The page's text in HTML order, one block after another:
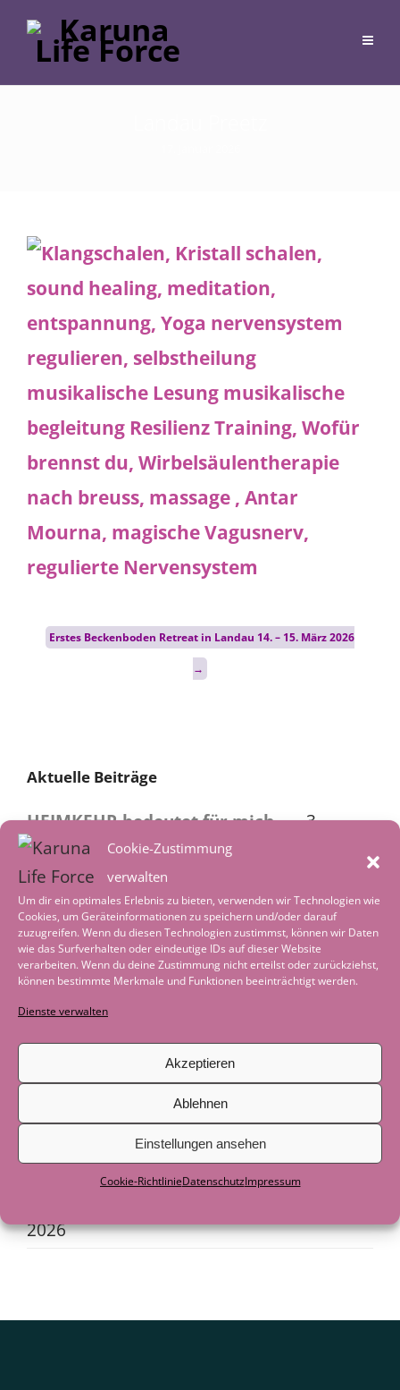
Cookie-Zustimmung
verwalten
Um dir ein optimales Erlebnis zu bieten, verwenden wir Technologien wie
Cookies, um Geräteinformationen zu speichern und/oder darauf
zuzugreifen. Wenn du diesen Technologien zustimmst, können wir Daten
wie das Surfverhalten oder eindeutige IDs auf dieser Website
verarbeiten. Wenn du deine Zustimmung nicht erteilst oder zurückziehst,
können bestimmte Merkmale und Funktionen beeinträchtigt werden.
Dienste verwalten
Akzeptieren
Ablehnen
Einstellungen ansehen
Cookie-RichtlinieDatenschutzImpressum
Post
navigation
Erstes Beckenboden Retreat in Landau 14. – 15. März 2026
→
Aktuelle Beiträge
HEIMKEHR bedeutet für mich …..3.
August 2026
Heimkehr – in ein reguliertes
Nervensystem2. August 2026
Worte der Achtsamkeit im August 1.
August 2026
Tiefenentspannung – wenn die Welt leise
Worte der Achtsamkeit im Juli1. Juli 2026
Geschichte zum Nachdenken: Als das
Boot nicht mehr gebraucht wurde
Juni 2026
2026